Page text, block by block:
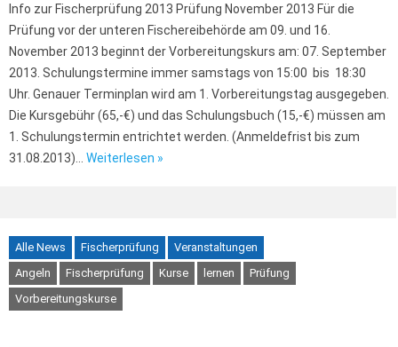
Info zur Fischerprüfung 2013 Prüfung November 2013 Für die
Prüfung vor der unteren Fischereibehörde am 09. und 16.
November 2013 beginnt der Vorbereitungskurs am: 07. September
2013. Schulungstermine immer samstags von 15:00 bis 18:30
Uhr. Genauer Terminplan wird am 1. Vorbereitungstag ausgegeben.
Die Kursgebühr (65,-€) und das Schulungsbuch (15,-€) müssen am
1. Schulungstermin entrichtet werden. (Anmeldefrist bis zum
31.08.2013)… Weiterlesen »
Alle News Fischerprüfung
Veranstaltungen
Angeln
Fischerprüfung Kurse lernen
Prüfung
Vorbereitungskurse